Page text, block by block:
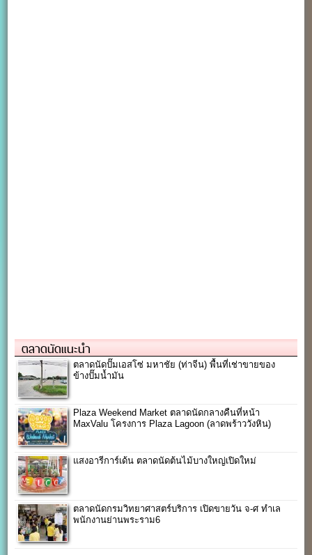
ตลาดนัดแนะนำ
ตลาดนัดปั๊มเอสโซ่ มหาชัย (ท่าจีน) พื้นที่เช่าขายของ
ข้างปั๊มน้ำมัน
Plaza Weekend Market ตลาดนัดกลางคืนที่หน้า
MaxValu โครงการ Plaza Lagoon (ลาดพร้าววังหิน)
แสงอารีการ์เด้น ตลาดนัดต้นไม้บางใหญ่เปิดใหม่
ตลาดนัดกรมวิทยาศาสตร์บริการ เปิดขายวัน จ-ศ ทำเล
พนักงานย่านพระราม6